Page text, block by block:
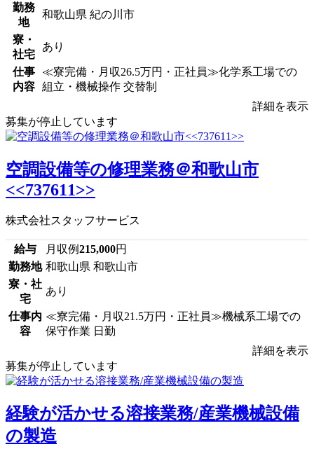
勤務
地
和歌山県 紀の川市
寮・
社宅
あり
仕事
内容
≪寮完備・月収26.5万円・正社員≫化学系工場での
組立・機械操作 交替制
詳細を表示
募集が停止しています
空調設備等の修理業務＠和歌山市
<<737611>>
株式会社スタッフサービス
給与 月収例215,000円
勤務地 和歌山県 和歌山市
寮・社
宅
あり
仕事内
容
≪寮完備・月収21.5万円・正社員≫機械系工場での
保守作業 日勤
詳細を表示
募集が停止しています
経験が活かせる溶接業務/産業機械設備
の製造